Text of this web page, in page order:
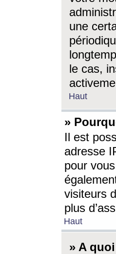
une
le cas,
Haut
»
Il est
adresse
pour
visiteurs
plus
Haut
» A